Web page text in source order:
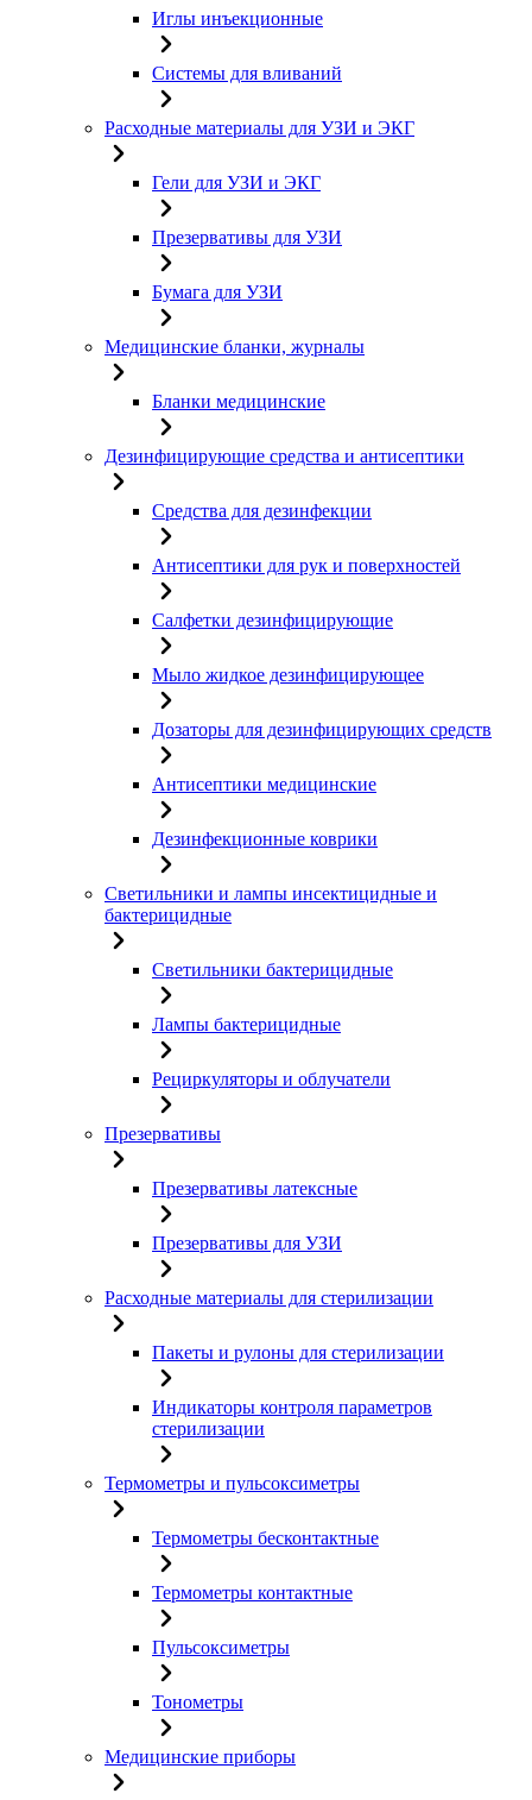
Иглы инъекционные
Системы для вливаний
Расходные материалы для УЗИ и ЭКГ
Гели для УЗИ и ЭКГ
Презервативы для УЗИ
Бумага для УЗИ
Медицинские бланки, журналы
Бланки медицинские
Дезинфицирующие средства и антисептики
Средства для дезинфекции
Антисептики для рук и поверхностей
Салфетки дезинфицирующие
Мыло жидкое дезинфицирующее
Дозаторы для дезинфицирующих средств
Антисептики медицинские
Дезинфекционные коврики
Светильники и лампы инсектицидные и
бактерицидные
Светильники бактерицидные
Лампы бактерицидные
Рециркуляторы и облучатели
Презервативы
Презервативы латексные
Презервативы для УЗИ
Расходные материалы для стерилизации
Пакеты и рулоны для стерилизации
Индикаторы контроля параметров
стерилизации
Термометры и пульсоксиметры
Термометры бесконтактные
Термометры контактные
Пульсоксиметры
Тонометры
Медицинские приборы